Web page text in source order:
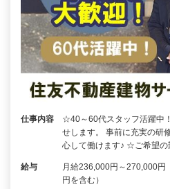
仕事内容
☆40～60代スタッフ活躍中
せします。 事前に充実の研
心して働けます♪ ☆ご希望
給与
月給236,000円～270,000円
円を含む）